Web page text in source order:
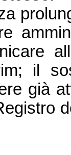
il
già